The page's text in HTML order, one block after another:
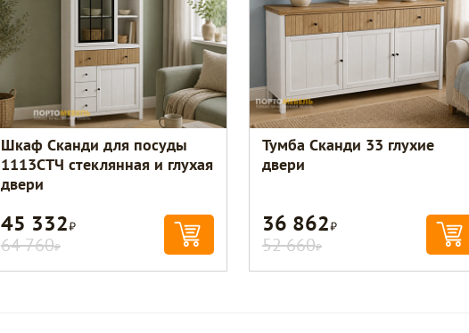
Шкаф Сканди для посуды
1113СТЧ стеклянная и глухая
двери
45 332Р
64 760Р
Тумба Сканди 33 глухие
двери
36 862Р
52 660Р